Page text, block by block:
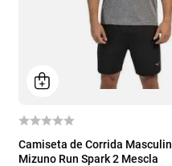
P
Camiseta de Corrida
Mizuno Run Spark 2 Mescla